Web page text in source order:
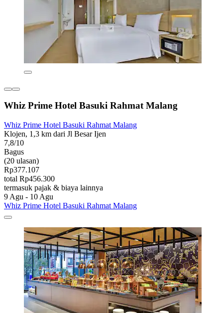
Whiz Prime Hotel Basuki Rahmat Malang
Whiz Prime Hotel Basuki Rahmat Malang
Klojen, 1,3 km dari Jl Besar Ijen
7,8/10
Bagus
(20 ulasan)
Rp377.107
total Rp456.300
termasuk pajak & biaya lainnya
9 Agu - 10 Agu
Whiz Prime Hotel Basuki Rahmat Malang